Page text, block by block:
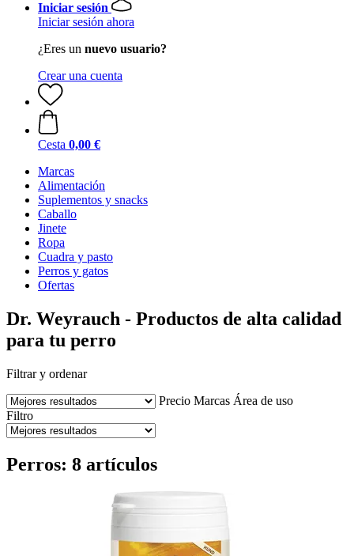
Iniciar sesión
Iniciar sesión ahora
¿Eres un nuevo usuario?
Crear una cuenta
Cesta 0,00 €
Marcas
Alimentación
Suplementos y snacks
Caballo
Jinete
Ropa
Cuadra y pasto
Perros y gatos
Ofertas
Dr. Weyrauch - Productos de alta calidad
para tu perro
Filtrar y ordenar
Precio Marcas Área de uso
Filtro
Perros: 8 artículos